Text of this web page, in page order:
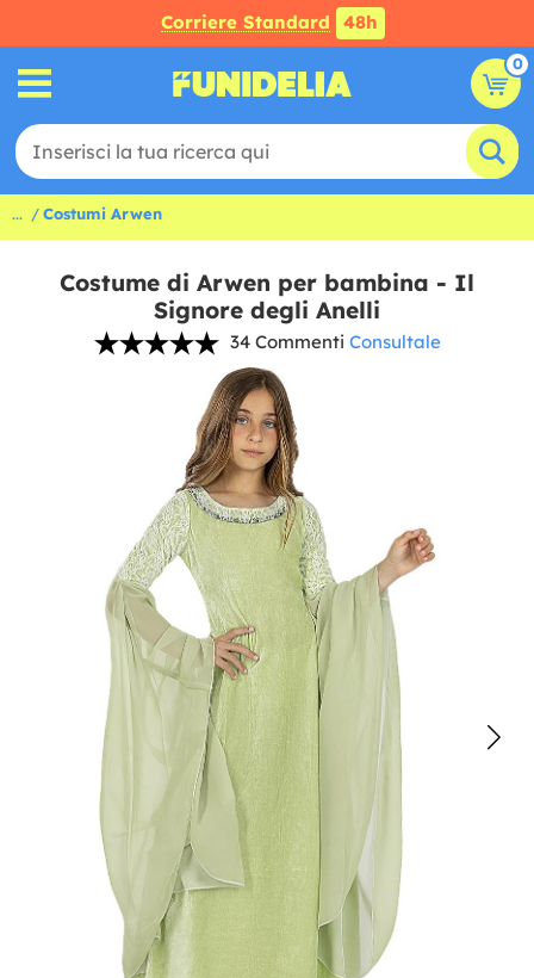
Corriere Standard 48h
0
... Costumi Arwen
Costume di Arwen per bambina - Il
Signore degli Anelli
34 Commenti Consultale